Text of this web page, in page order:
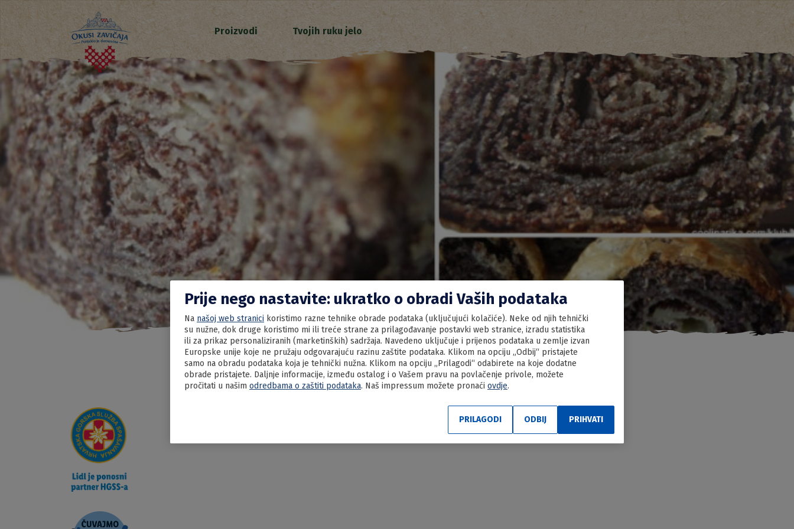
Proizvodi Tvojih ruku jelo
Prije nego nastavite: ukratko o obradi Vaših podataka
Na našoj web stranici koristimo razne tehnike obrade podataka (uključujući kolačiće). Neke od njih tehnički
su nužne, dok druge koristimo mi ili treće strane za prilagođavanje postavki web stranice, izradu statistika
ili za prikaz personaliziranih (marketinških) sadržaja. Navedeno uključuje i prijenos podataka u zemlje izvan
Europske unije koje ne pružaju odgovarajuću razinu zaštite podataka. Klikom na opciju „Odbij“ pristajete
samo na obradu podataka koja je tehnički nužna. Klikom na opciju „Prilagodi“ odabirete na koje dodatne
obrade pristajete. Daljnje informacije, između ostalog i o Vašem pravu na povlačenje privole, možete
pročitati u našim odredbama o zaštiti podataka. Naš impressum možete pronaći ovdje.
ODBIJ PRIHVATI
PRILAGODI